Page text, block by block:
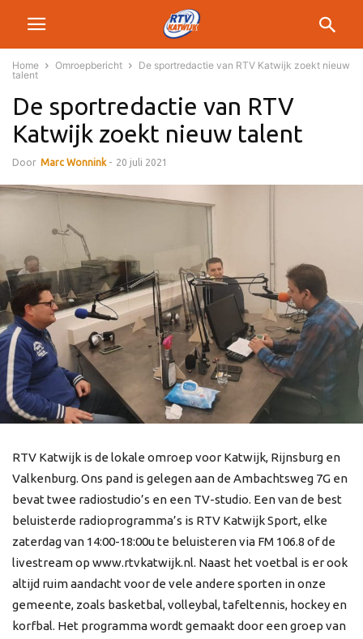
Home Omroepbericht
De sportredactie van RTV Katwijk zoekt nieuw
talent
De sportredactie van RTV
Katwijk zoekt nieuw talent
Door Marc Wonnink - 20 juli 2021
RTV Katwijk is de lokale omroep voor Katwijk, Rijnsburg en
Valkenburg. Ons pand is gelegen aan de Ambachtsweg 7G en
bevat twee radiostudio’s en een TV-studio. Een van de best
beluisterde radioprogramma’s is RTV Katwijk Sport, elke
zaterdag van 14:00-18:00u te beluisteren via FM 106.8 of de
livestream op www.rtvkatwijk.nl. Naast het voetbal is er ook
altijd ruim aandacht voor de vele andere sporten in onze
gemeente, zoals basketbal, volleybal, tafeltennis, hockey en
korfbal. Het programma wordt gemaakt door een groep van